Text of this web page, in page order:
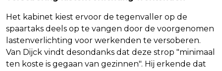
Het kabinet kiest ervoor de tegenvaller op de
spaartaks deels op te vangen door de voorgenomen
lastenverlichting voor werkenden te versoberen.
Van Dijck vindt desondanks dat deze strop "minimaal
ten koste is gegaan van gezinnen". Hij erkende dat